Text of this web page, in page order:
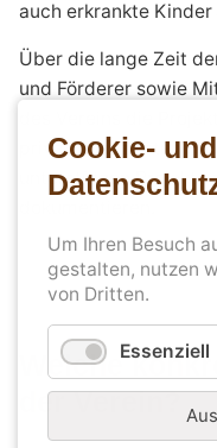
auch erkrankte
Über die lange Zeit
und Förderer sowie
privat finanzierten
unterstützen Projekte
Welche
der Verein?
Cookie- und
Um Ihren Besuch
gestalten, nutzen
von Dritten.
Essenziell